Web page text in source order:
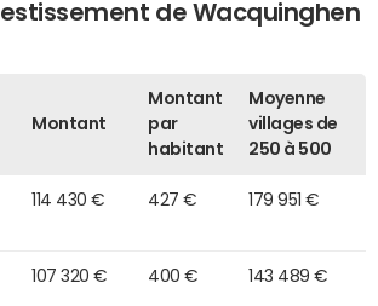
de Wacquinghen
Montant
Montant
par
habitant
Moyenne
villages de
250 à 500
114 430 € 427 € 179 951 €
107 320 € 400 € 143 489 €